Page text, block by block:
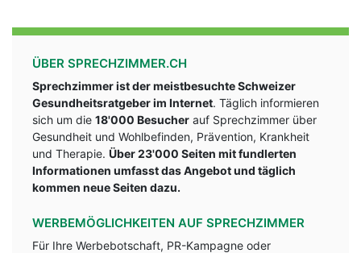
ÜBER SPRECHZIMMER.CH
Sprechzimmer ist der meistbesuchte Schweizer
Gesundheitsratgeber im Internet. Täglich informieren
sich um die 18'000 Besucher auf Sprechzimmer über
Gesundheit und Wohlbefinden, Prävention, Krankheit
und Therapie. Über 23'000 Seiten mit fundlerten
Informationen umfasst das Angebot und täglich
kommen neue Seiten dazu.
WERBEMÖGLICHKEITEN AUF SPRECHZIMMER
Für Ihre Werbebotschaft, PR-Kampagne oder